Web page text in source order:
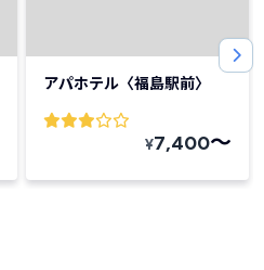
アパホテル〈福島駅前〉
¥7,400〜